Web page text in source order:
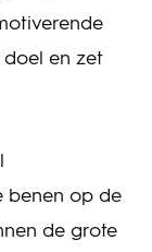
doel en zet
benen op de
de grote